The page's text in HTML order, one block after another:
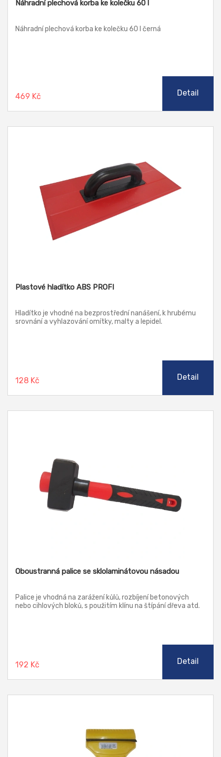
Náhradní plechová korba ke kolečku 60 l
Náhradní plechová korba ke kolečku 60 l černá
469 Kč Detail
Plastové hladítko ABS PROFI
Hladítko je vhodné na bezprostřední nanášení, k hrubému
srovnání a vyhlazování omítky, malty a lepidel.
128 Kč Detail
Oboustranná palice se sklolaminátovou násadou
Palice je vhodná na zarážení kůlů, rozbíjení betonových
nebo cihlových bloků, s použitím klínu na štípání dřeva atd.
192 Kč Detail